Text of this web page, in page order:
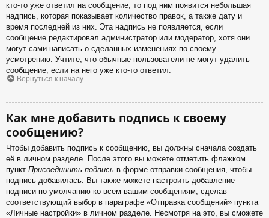
кто-то уже ответил на сообщение, то под ним появится небольшая
надпись, которая показывает количество правок, а также дату и
время последней из них. Эта надпись не появляется, если
сообщение редактировал администратор или модератор, хотя они
могут сами написать о сделанных изменениях по своему
усмотрению. Учтите, что обычные пользователи не могут удалить
сообщение, если на него уже кто-то ответил.
Вернуться к началу
Как мне добавить подпись к своему
сообщению?
Чтобы добавить подпись к сообщению, вы должны сначала создать
её в личном разделе. После этого вы можете отметить флажком
пункт Присоединить подпись в форме отправки сообщения, чтобы
подпись добавилась. Вы также можете настроить добавление
подписи по умолчанию ко всем вашим сообщениям, сделав
соответствующий выбор в параграфе «Отправка сообщений» пункта
«Личные настройки» в личном разделе. Несмотря на это, вы сможете